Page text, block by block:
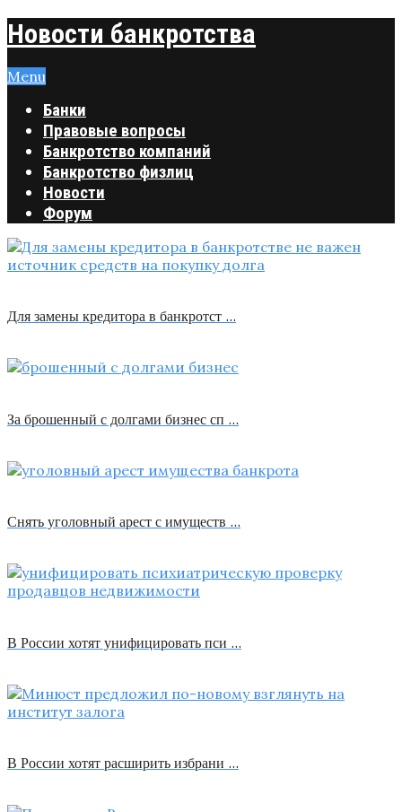
Новости банкротства
Menu
Банки
Правовые вопросы
Банкротство компаний
Банкротство физлиц
Новости
Форум
Для замены кредитора в банкротст …
За брошенный с долгами бизнес сп …
Снять уголовный арест с имуществ …
В России хотят унифицировать пси …
В России хотят расширить избрани …